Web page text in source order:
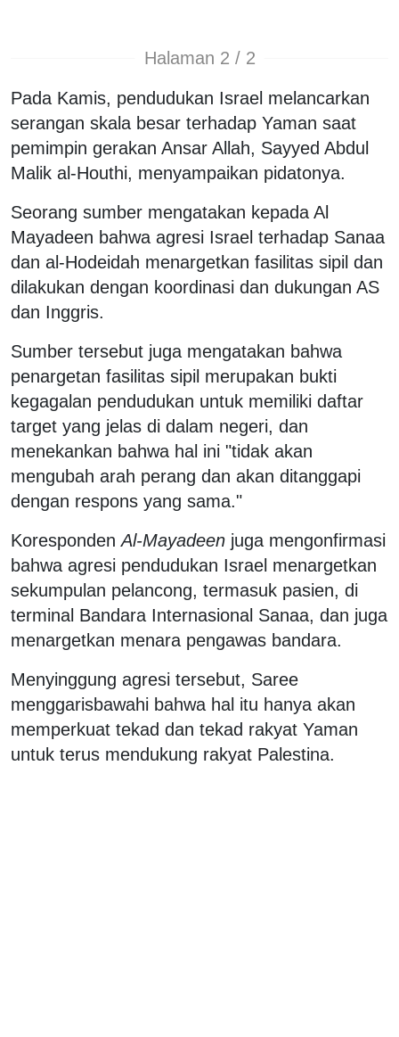
Halaman 2 / 2
Pada Kamis, pendudukan Israel melancarkan
serangan skala besar terhadap Yaman saat
pemimpin gerakan Ansar Allah, Sayyed Abdul
Malik al-Houthi, menyampaikan pidatonya.
Seorang sumber mengatakan kepada Al
Mayadeen bahwa agresi Israel terhadap Sanaa
dan al-Hodeidah menargetkan fasilitas sipil dan
dilakukan dengan koordinasi dan dukungan AS
dan Inggris.
Sumber tersebut juga mengatakan bahwa
penargetan fasilitas sipil merupakan bukti
kegagalan pendudukan untuk memiliki daftar
target yang jelas di dalam negeri, dan
menekankan bahwa hal ini "tidak akan
mengubah arah perang dan akan ditanggapi
dengan respons yang sama."
KorespondenAl-Mayadeen juga mengonfirmasi
bahwa agresi pendudukan Israel menargetkan
sekumpulan pelancong, termasuk pasien, di
terminal Bandara Internasional Sanaa, dan juga
menargetkan menara pengawas bandara.
Menyinggung agresi tersebut, Saree
menggarisbawahi bahwa hal itu hanya akan
memperkuat tekad dan tekad rakyat Yaman
untuk terus mendukung rakyat Palestina.